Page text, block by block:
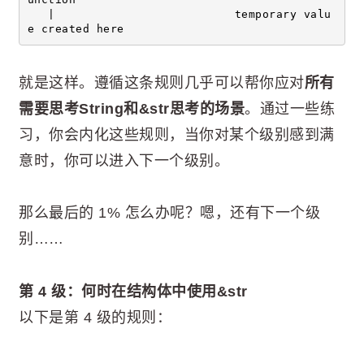
|                          temporary valu
e created here
就是这样。遵循这条规则几乎可以帮你应对所有
需要思考String和&str思考的场景。通过一些练
习，你会内化这些规则，当你对某个级别感到满
意时，你可以进入下一个级别。
那么最后的 1% 怎么办呢？嗯，还有下一个级
别……
第 4 级：何时在结构体中使用&str
以下是第 4 级的规则：